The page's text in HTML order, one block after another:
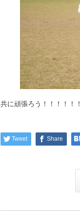
共に頑張ろう！！！！！！
Tweet Share